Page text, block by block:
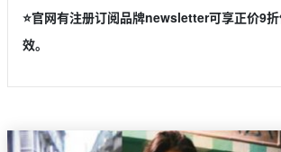
⭐️官网有注册订阅品牌newsletter可享正价9
效。